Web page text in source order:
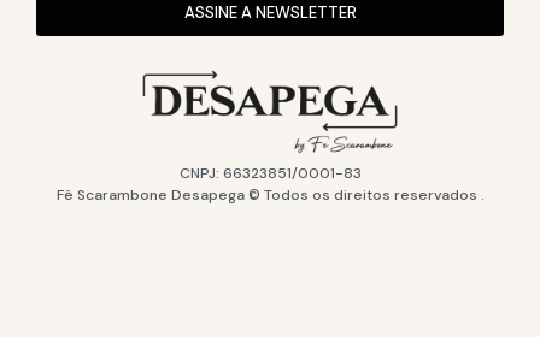
ASSINE A NEWSLETTER
CNPJ: 66323851/0001-83
Fê Scarambone Desapega © Todos os direitos reservados .